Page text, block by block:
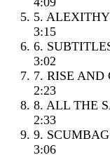
5.
3:15
6.
3:02
7. RISE AND
2:23
8. ALL THE
2:33
9. SCUMBAG
3:06